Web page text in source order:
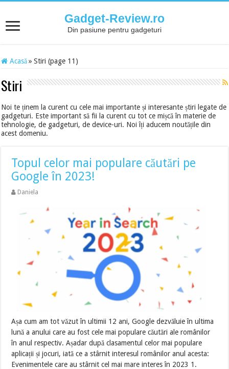
Gadget-Review.ro
Din pasiune pentru gadgeturi
Acasă » Stiri (page 11)
Stiri
Noi te ținem la curent cu cele mai importante și interesante știri legate de
gadgeturi. Este important să fii la curent cu tot ce mișcă în materie de
tehnologie, de gadgeturi, de device-uri. Noi îți aducem noutățile din
acest domeniu.
Topul celor mai populare căutări pe
Google în 2023!
Daniela
Așa cum am tot văzut în ultimii 12 ani, Google dezvăluie în ultima
lună a anului care au fost cele mai populare căutări ale românilor
în anul respectiv. Așadar după clasamentul celor mai populare
aplicații și jocuri, iată ce a stârnit interesul românilor anul acesta:
Evenimentele care au stârnit cel mai mare interes în 2023 1.